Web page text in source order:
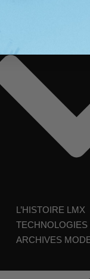
L’HISTOIRE LMX
TECHNOLOGIES
ARCHIVES